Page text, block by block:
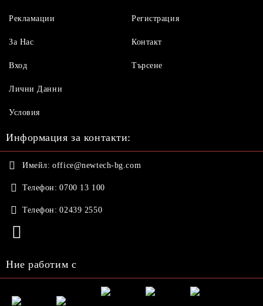
Рекламации
За Нас
Вход
Регистрация
Контакт
Търсене
Лични Данни
Условия
Информация за контакти:
Имейл: office@newtech-bg.com
Телефон: 0700 13 100
Телефон: 02439 2550
Ние работим с